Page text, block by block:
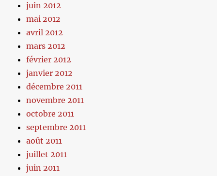
juin 2012
mai 2012
avril 2012
mars 2012
février 2012
janvier 2012
décembre 2011
novembre 2011
octobre 2011
septembre 2011
août 2011
juillet 2011
juin 2011